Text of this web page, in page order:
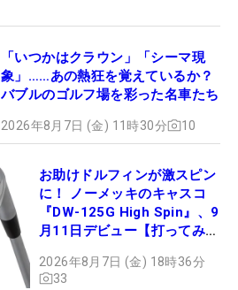
「いつかはクラウン」「シーマ現
象」……あの熱狂を覚えているか？
バブルのゴルフ場を彩った名車たち
2026年8月7日 (金) 11時30分 10
お助けドルフィンが激スピン
に！ ノーメッキのキャスコ
『DW-125G High Spin』、9
月11日デビュー【打ってみ
2026年8月7日 (金) 18時36分
33